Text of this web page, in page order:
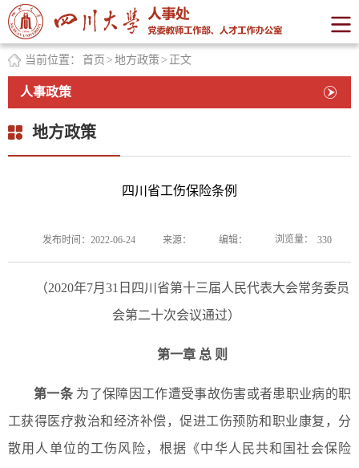
当前位置： 首页 > 地方政策 > 正文
人事政策
地方政策
四川省工伤保险条例
发布时间：2022-06-24 来源： 编辑： 浏览量： 330
（2020年7月31日四川省第十三届人民代表大会常务委员
会第二十次会议通过）
第一章 总 则
第一条 为了保障因工作遭受事故伤害或者患职业病的职
工获得医疗救治和经济补偿，促进工伤预防和职业康复，分
散用人单位的工伤风险，根据《中华人民共和国社会保险